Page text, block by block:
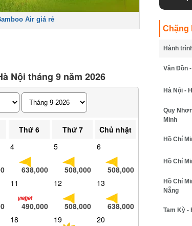
Air giá rẻ
Nội tháng 9 năm 2026
Thứ 6 Thứ 7
Chủ nhật
4
638,000
5
508,000
6
508,000
11
490,000
12
508,000
13
638,000
18 19 20
Chặng
Hành trình*
Vân Đồn -
Hà Nội -
Quy Nhơn
Minh
Hồ Chí
Hồ Chí
Hồ Chí
Nẵng
Tam Kỳ -